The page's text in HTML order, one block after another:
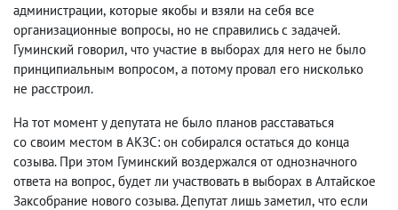
администрации, которые якобы и взяли на себя все
организационные вопросы, но не справились с задачей.
Гуминский говорил, что участие в выборах для него не было
принципиальным вопросом, а потому провал его нисколько
не расстроил.
На тот момент у депутата не было планов расставаться
со своим местом в АКЗС: он собирался остаться до конца
созыва. При этом Гуминский воздержался от однозначного
ответа на вопрос, будет ли участвовать в выборах в Алтайское
Заксобрание нового созыва. Депутат лишь заметил, что если